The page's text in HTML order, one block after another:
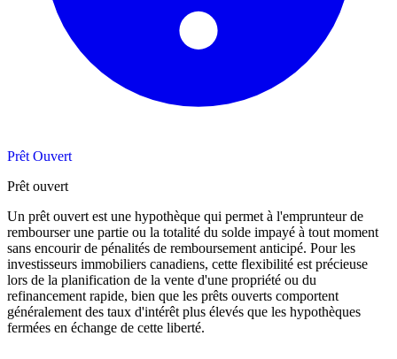
Prêt Ouvert
Prêt ouvert
Un prêt ouvert est une hypothèque qui permet à l'emprunteur de
rembourser une partie ou la totalité du solde impayé à tout moment
sans encourir de pénalités de remboursement anticipé. Pour les
investisseurs immobiliers canadiens, cette flexibilité est précieuse
lors de la planification de la vente d'une propriété ou du
refinancement rapide, bien que les prêts ouverts comportent
généralement des taux d'intérêt plus élevés que les hypothèques
fermées en échange de cette liberté.